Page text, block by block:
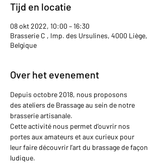
Tijd en locatie
08 okt 2022, 10:00 – 16:30
Brasserie C , Imp. des Ursulines, 4000 Liège,
Belgique
Over het evenement
Depuis octobre 2018, nous proposons
des ateliers de Brassage au sein de notre
brasserie artisanale.
Cette activité nous permet d’ouvrir nos
portes aux amateurs et aux curieux pour
leur faire découvrir l’art du brassage de façon
ludique.